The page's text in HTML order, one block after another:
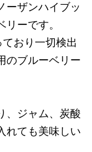
ーザンハイブッ
ーです。
おり一切検出
のブルーベリー
、ジャム、炭酸
れても美味しい